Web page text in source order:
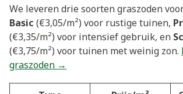
We leveren drie soorten graszoden
Basic (€3,05/m²) voor rustige tuinen,
(€3,35/m²) voor intensief gebruik, en
(€3,75/m²) voor tuinen met weinig zon.
graszoden →